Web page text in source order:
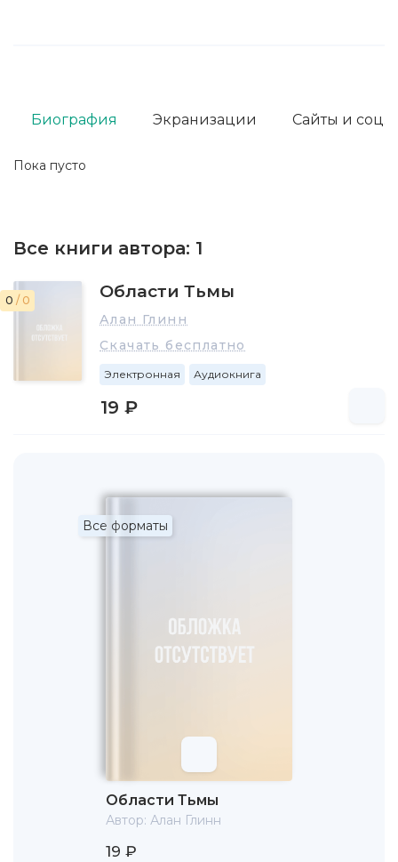
Пока пусто
Биография Экранизации Сайты и соц.
Все книги автора: 1
0 / 0 Области Тьмы
Алан Глинн
Скачать бесплатно
Электронная Аудиокнига
19 ₽
Все форматы
Области Тьмы
Автор: Алан Глинн
19 ₽